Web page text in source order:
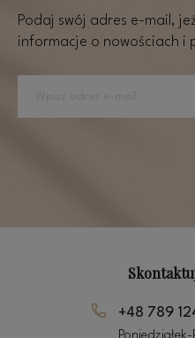
Podaj swój adres e-mail,
informacje o nowościach i
+48 789